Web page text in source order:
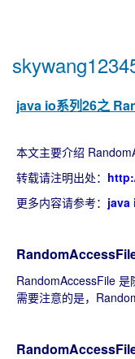
java io系列26之
本文主要介绍
转载请注明出处：
更多内容请参考： java
RandomAccessFile
需要注意的是，